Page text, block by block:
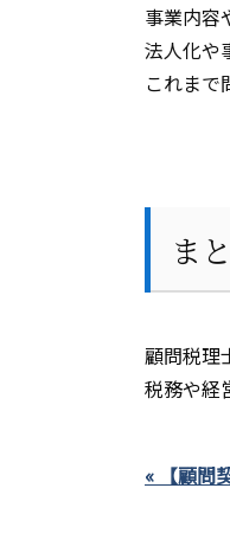
事業内容
法人化や
これまで
ま
顧問税理
税務や経
« 【顧問